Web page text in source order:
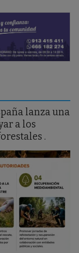
lanza una
a los
.